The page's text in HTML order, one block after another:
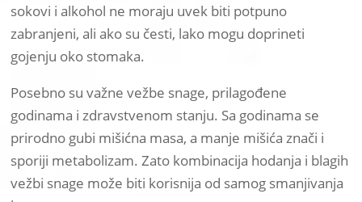
sokovi i alkohol ne moraju uvek biti potpuno
zabranjeni, ali ako su česti, lako mogu doprineti
gojenju oko stomaka.
Posebno su važne vežbe snage, prilagođene
godinama i zdravstvenom stanju. Sa godinama se
prirodno gubi mišićna masa, a manje mišića znači i
sporiji metabolizam. Zato kombinacija hodanja i blagih
vežbi snage može biti korisnija od samog smanjivanja